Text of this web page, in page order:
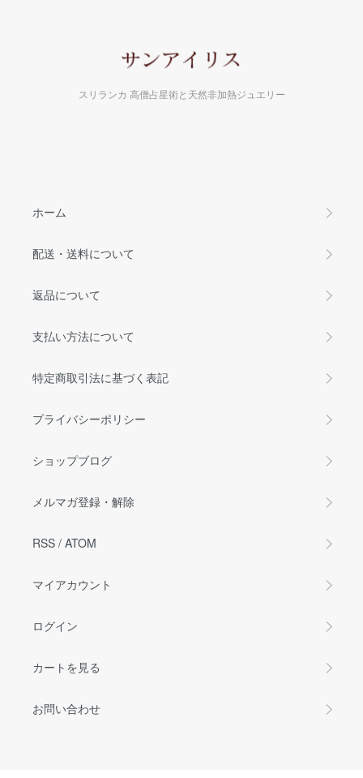
スリランカ 高僧占星術と天然非加熱ジュエリー
ホーム
配送・送料について
返品について
支払い方法について
特定商取引法に基づく表記
プライバシーポリシー
ショップブログ
メルマガ登録・解除
RSS / ATOM
マイアカウント
ログイン
カートを見る
お問い合わせ